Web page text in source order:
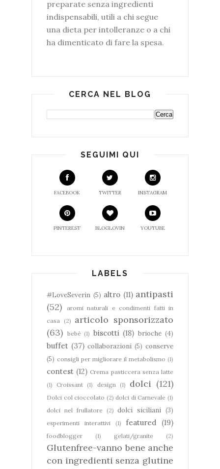
preparate senza ingredienti
indispensabili, utili a chi segue
una dieta per intolleranze o a chi
ha dimenticato di fare la spesa.
CERCA NEL BLOG
SEGUIMI QUI
FACEBOOK TWITTER INSTAGRAM
PINTEREST BLOGLOVIN YOUTUBE
LABELS
#LoveSeverin (5) altro (11) antipasti
(52)
aromi naturali e condimenti fatti in
casa
(2) articolo sponsorizzato
(63) bebè (1) biscotti (18) brioche (4)
buffet (37) collaborazioni (5) conserve
(5) consigli per migliorare il metabolismo (1)
contest (12) Crema pasticcera senza latte
(1)
Croissant (1) design (1) dolci (121)
Dolci col cioccolato (2) dolci di Carnevale (1)
dolci nel frullatore
(2) dolci siciliani (3)
esperimenti interattivi (1) featured (19)
foodblogger (1) gelati/granite (2)
Glutenfree-vanno bene anche
con ingredienti senza glutine